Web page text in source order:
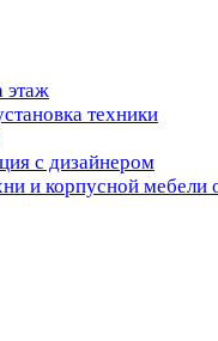
этаж
техники
с дизайнером
и корпусной мебели